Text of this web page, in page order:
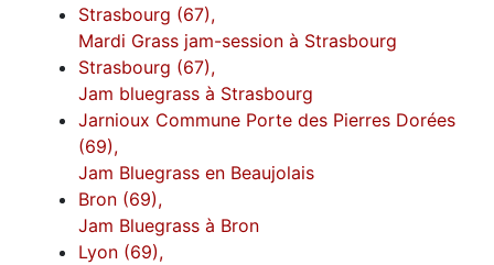
Strasbourg (67),
Mardi Grass jam-session à Strasbourg
Strasbourg (67),
Jam bluegrass à Strasbourg
Jarnioux Commune Porte des Pierres Dorées
(69),
Jam Bluegrass en Beaujolais
Bron (69),
Jam Bluegrass à Bron
Lyon (69),